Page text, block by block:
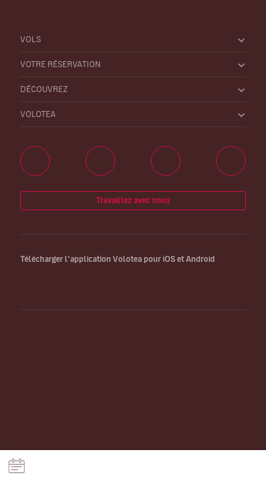
VOLS
VOTRE RÉSERVATION
DÉCOUVREZ
VOLOTEA
Travaillez avec nous
Télécharger l’application Volotea pour iOS et Android